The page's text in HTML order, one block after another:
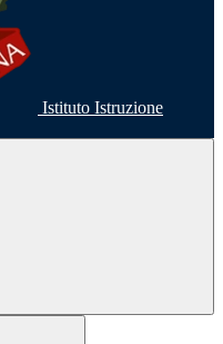
Istituto Istruzione